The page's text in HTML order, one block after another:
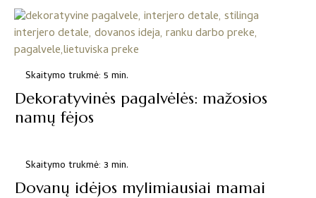
Skaitymo trukmė: 5 min.
Dekoratyvinės pagalvėlės: mažosios
namų fėjos
Skaitymo trukmė: 3 min.
Dovanų idėjos mylimiausiai mamai